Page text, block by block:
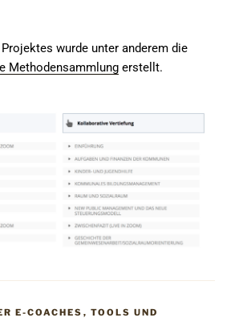
wurde unter anderem die
Methodensammlung erstellt.
E-COACHES , TOOLS UND